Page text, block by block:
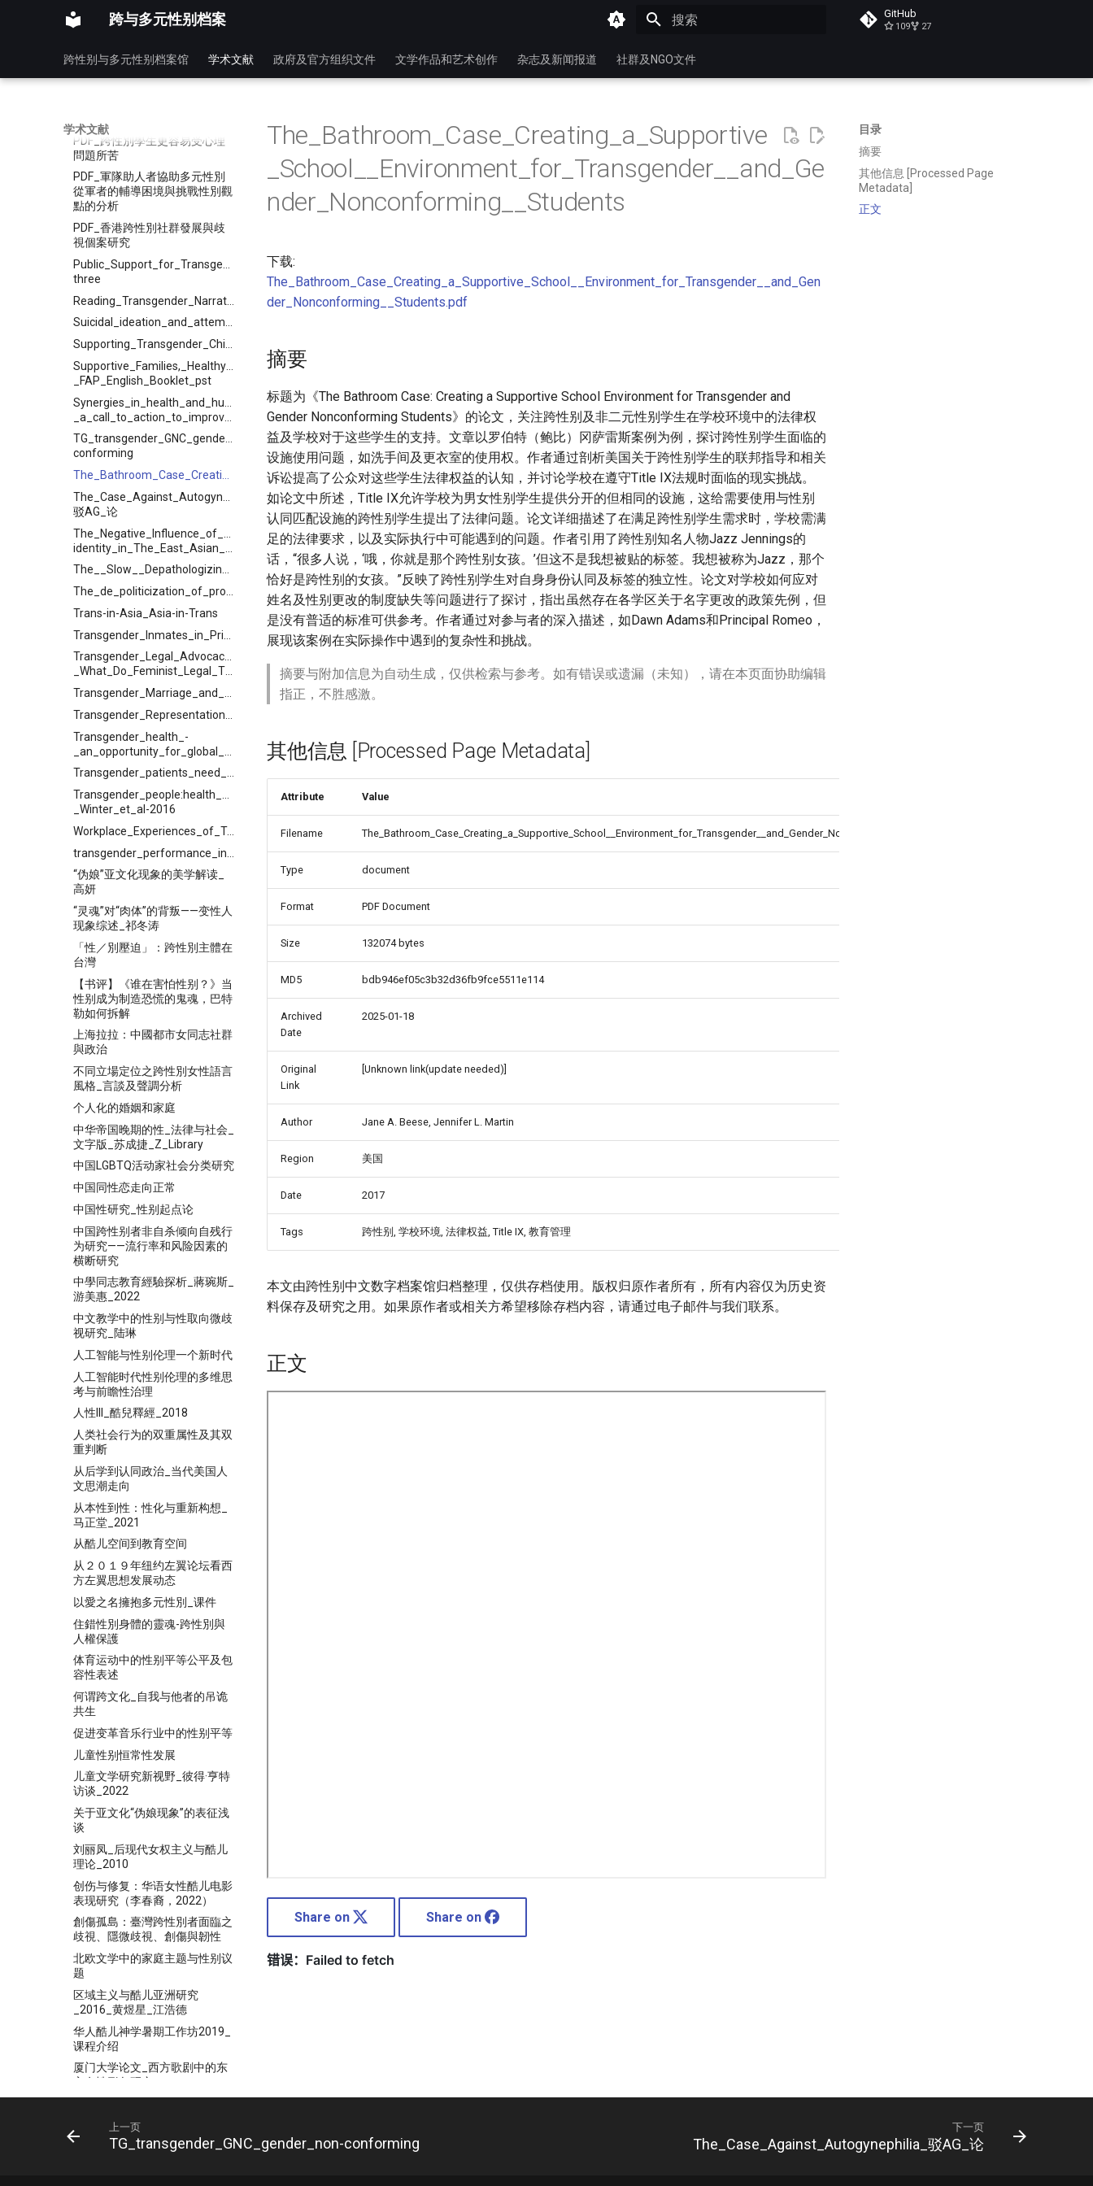
跨与多元性别档案 GitHub
109 27
跨性别与多元性别档案馆 学术文献 政府及官方组织文件 文学作品和艺术创作 杂志及新闻报道 社群及NGO文件
学术文献
別研究室
PDF_認識多元性別_分享人處王
PDF_跨性別_-_中央大學性別研
究室
PDF_跨性別學生更容易受心理
問題所苦
PDF_軍隊助人者協助多元性別
從軍者的輔導困境與挑戰性別觀
點的分析
PDF_香港跨性別社群發展與歧
視個案研究
Public_Support_for_Transgender_Rights_A_Twenty-
three
Suicidal_ideation_and_attempted_suicide_amongst_Chinese_
Supportive_Families,_Healthy_Children__-
_FAP_English_Booklet_pst
Synergies_in_health_and_human_rights_-
TG_transgender_GNC_gender_non-
conforming
The_Case_Against_Autogynephilia_
驳AG_论
The_Negative_Influence_of_Social_Media_on_Transgender_Group_Self-
The__Slow__Depathologizing_of_Gender_Incongruence.11
Trans-in-Asia_Asia-in-Trans
Transgender_Legal_Advocacy_-
_What_Do_Feminist_Legal_Theories_Have_to_Offer?
Transgender_health_-
Transgender_patients_need_better_protection_in_China
Transgender_people:health_at_the_margins_of_society-
_Winter_et_al-2016
Workplace_Experiences_of_Transgender_Individuals
“伪娘”亚文化现象的美学解读_
高妍
“灵魂”对“肉体”的背叛——变性人
现象综述_祁冬涛
「性／別壓迫」：跨性別主體在
台灣
【书评】《谁在害怕性别？》当
性别成为制造恐慌的鬼魂，巴特
勒如何拆解
上海拉拉：中國都市女同志社群
與政治
不同立場定位之跨性別女性語言
風格_言談及聲調分析
个人化的婚姻和家庭
中华帝国晚期的性_法律与社会_
文字版_苏成捷_Z_Library
中国LGBTQ活动家社会分类研究
中国同性恋走向正常
中国性研究_性别起点论
中国跨性别者非自杀倾向自残行
为研究——流行率和风险因素的
横断研究
中學同志教育經驗探析_蔣琬斯_
游美惠_2022
中文教学中的性别与性取向微歧
视研究_陆琳
人工智能与性别伦理一个新时代
人工智能时代性别伦理的多维思
考与前瞻性治理
人性III_酷兒釋經_2018
人类社会行为的双重属性及其双
重判断
从后学到认同政治_当代美国人
文思潮走向
从本性到性：性化与重新构想_
马正堂_2021
从酷儿空间到教育空间
从２０１９年纽约左翼论坛看西
方左翼思想发展动态
以愛之名擁抱多元性別_课件
住錯性別身體的靈魂-跨性別與
人權保護
体育运动中的性别平等公平及包
容性表述
何谓跨文化_自我与他者的吊诡
共生
促进变革音乐行业中的性别平等
儿童性别恒常性发展
儿童文学研究新视野_彼得·亨特
访谈_2022
关于亚文化“伪娘现象”的表征浅
谈
刘丽凤_后现代女权主义与酷儿
理论_2010
创伤与修复：华语女性酷儿电影
表现研究（李春裔，2022）
創傷孤島：臺灣跨性別者面臨之
歧視、隱微歧視、創傷與韌性
北欧文学中的家庭主题与性别议
题
区域主义与酷儿亚洲研究
_2016_黄煜星_江浩德
华人酷儿神学暑期工作坊2019_
课程介绍
厦门大学论文_西方歌剧中的东
方女性形象研究
台灣當代服裝反抗行動的性／別
論述及意識分析：以Vieso拒男
目录
摘要
其他信息 [Processed Page
Metadata]
正文
The_Bathroom_Case_Creating_a_Supportive
_School__Environment_for_Transgender__and_Ge
nder_Nonconforming__Students
下载:
The_Bathroom_Case_Creating_a_Supportive_School__Environment_for_Transgender__and_Gen
der_Nonconforming__Students.pdf
摘要
标题为《The Bathroom Case: Creating a Supportive School Environment for Transgender and
Gender Nonconforming Students》的论文，关注跨性别及非二元性别学生在学校环境中的法律权
益及学校对于这些学生的支持。文章以罗伯特（鲍比）冈萨雷斯案例为例，探讨跨性别学生面临的
设施使用问题，如洗手间及更衣室的使用权。作者通过剖析美国关于跨性别学生的联邦指导和相关
诉讼提高了公众对这些学生法律权益的认知，并讨论学校在遵守Title IX法规时面临的现实挑战。
如论文中所述，Title IX允许学校为男女性别学生提供分开的但相同的设施，这给需要使用与性别
认同匹配设施的跨性别学生提出了法律问题。论文详细描述了在满足跨性别学生需求时，学校需满
足的法律要求，以及实际执行中可能遇到的问题。作者引用了跨性别知名人物Jazz Jennings的
话，“很多人说，‘哦，你就是那个跨性别女孩。’但这不是我想被贴的标签。我想被称为Jazz，那个
恰好是跨性别的女孩。”反映了跨性别学生对自身身份认同及标签的独立性。论文对学校如何应对
姓名及性别更改的制度缺失等问题进行了探讨，指出虽然存在各学区关于名字更改的政策先例，但
是没有普适的标准可供参考。作者通过对参与者的深入描述，如Dawn Adams和Principal Romeo，
展现该案例在实际操作中遇到的复杂性和挑战。
摘要与附加信息为自动生成，仅供检索与参考。如有错误或遗漏（未知），请在本页面协助编辑
指正，不胜感激。
其他信息 [Processed Page Metadata]
Attribute Value
Filename The_Bathroom_Case_Creating_a_Supportive_School__Environment_for_Transgender__and_Gender_Nonconforming__Students.pdf
Type document
Format PDF Document
Size 132074 bytes
MD5 bdb946ef05c3b32d36fb9fce5511e114
Archived
Date
2025-01-18
Original
Link
[Unknown link(update needed)]
Author Jane A. Beese, Jennifer L. Martin
Region 美国
Date 2017
Tags 跨性别, 学校环境, 法律权益, Title IX, 教育管理
本文由跨性别中文数字档案馆归档整理，仅供存档使用。版权归原作者所有，所有内容仅为历史资
料保存及研究之用。如果原作者或相关方希望移除存档内容，请通过电子邮件与我们联系。
正文
Share on Share on
上一页
TG_transgender_GNC_gender_non-conforming
下一页
The_Case_Against_Autogynephilia_驳AG_论